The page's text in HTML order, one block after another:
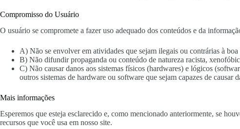
Compromisso do Usuário
O usuário se compromete a fazer uso adequado dos conteúdos e da
A) Não se envolver em atividades que sejam ilegais ou contrárias à
B) Não difundir propaganda ou conteúdo de natureza racista,
C) Não causar danos aos sistemas físicos (hardwares) e lógicos
outros sistemas de hardware ou software que sejam capazes de causar
Mais informações
Esperemos que esteja esclarecido e, como mencionado anteriormente, se
recursos que você usa em nosso site.